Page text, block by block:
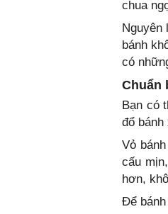
chua
Nguyên
bánh
có
Chuẩn
Bạn có
đổ
Vỏ
cấu
hơn,
Để